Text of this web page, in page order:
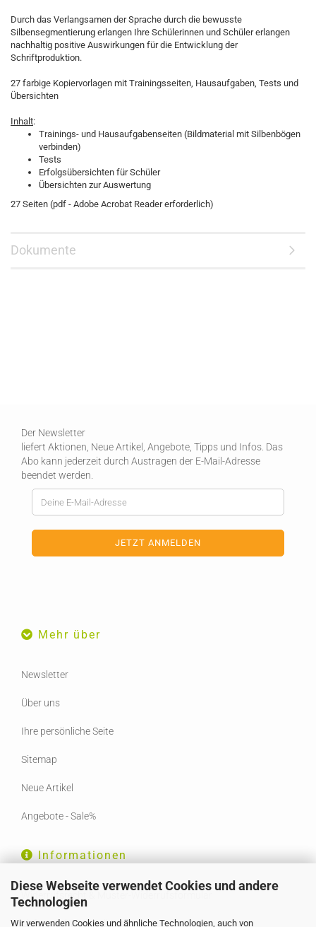
Diese Webseite verwendet Cookies und andere
Technologien
Wir verwenden Cookies und ähnliche Technologien, auch von
Durch das Verlangsamen der Sprache durch die bewusste
Silbensegmentierung erlangen Ihre Schülerinnen und Schüler erlangen
nachhaltig positive Auswirkungen für die Entwicklung der
Schriftproduktion.
27 farbige Kopiervorlagen mit Trainingsseiten, Hausaufgaben, Tests und
Übersichten
Inhalt:
Trainings- und Hausaufgabenseiten (Bildmaterial mit Silbenbögen
verbinden)
Tests
Erfolgsübersichten für Schüler
Übersichten zur Auswertung
27 Seiten (pdf - Adobe Acrobat Reader erforderlich)
Dokumente
Der Newsletter
liefert Aktionen, Neue Artikel, Angebote, Tipps und Infos. Das
Abo kann jederzeit durch Austragen der E-Mail-Adresse
beendet werden.
Mehr über
Newsletter
Über uns
Ihre persönliche Seite
Sitemap
Neue Artikel
Angebote - Sale%
Informationen
Widerrufsrecht & Muster-Widerrufsformular
Liefer- und Versandkosten